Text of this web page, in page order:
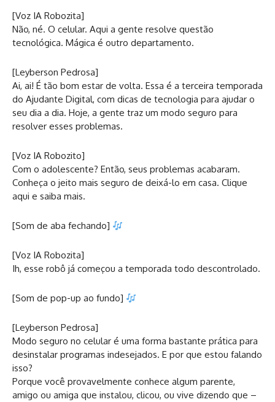
[Voz IA Robozita]
Não, né. O celular. Aqui a gente resolve questão
tecnológica. Mágica é outro departamento.
[Leyberson Pedrosa]
Ai, ai! É tão bom estar de volta. Essa é a terceira temporada
do Ajudante Digital, com dicas de tecnologia para ajudar o
seu dia a dia. Hoje, a gente traz um modo seguro para
resolver esses problemas.
[Voz IA Robozito]
Com o adolescente? Então, seus problemas acabaram.
Conheça o jeito mais seguro de deixá-lo em casa. Clique
aqui e saiba mais.
[Som de aba fechando]
[Voz IA Robozita]
Ih, esse robô já começou a temporada todo descontrolado.
[Som de pop-up ao fundo]
[Leyberson Pedrosa]
Modo seguro no celular é uma forma bastante prática para
desinstalar programas indesejados. E por que estou falando
isso?
Porque você provavelmente conhece algum parente,
amigo ou amiga que instalou, clicou, ou vive dizendo que –